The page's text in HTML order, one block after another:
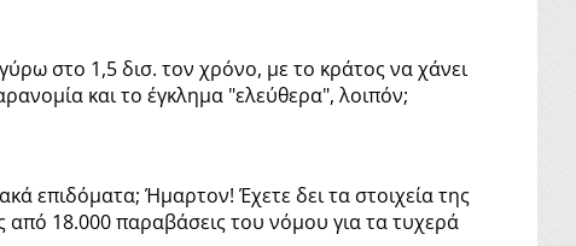
στο 1,5 δισ. τον χρόνο, με το κράτος να χάνει
και το έγκλημα "ελεύθερα", λοιπόν;
επιδόματα; Ήμαρτον! Έχετε δει τα στοιχεία της
από 18.000 παραβάσεις του νόμου για τα τυχερά